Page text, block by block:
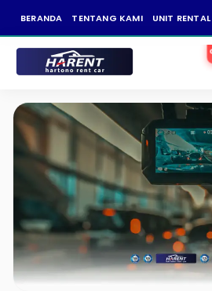
BERANDA TENTANG KAMI UNIT RENTAL